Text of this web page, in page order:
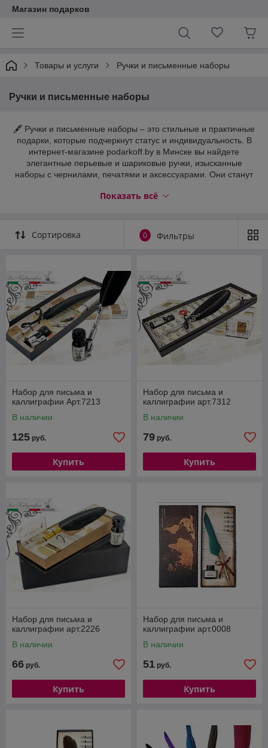
Магазин подарков
Товары и услуги Ручки и письменные наборы
Ручки и письменные наборы
🖋️ Ручки и письменные наборы – это стильные и практичные
подарки, которые подчеркнут статус и индивидуальность. В
интернет-магазине podarkoff.by в Минске вы найдете
элегантные перьевые и шариковые ручки, изысканные
наборы с чернилами, печатями и аксессуарами. Они станут
ценителей классики. Качественные материалы, утонченный
Показать всё
Сортировка 0 Фильтры
Набор для письма и
каллиграфии Арт.7213
В наличии
125 руб.
Купить
Набор для письма и
каллиграфии арт.7312
В наличии
79 руб.
Купить
Набор для письма и
каллиграфии арт.2226
В наличии
66 руб.
Купить
Набор для письма и
каллиграфии арт.0008
В наличии
51 руб.
Купить